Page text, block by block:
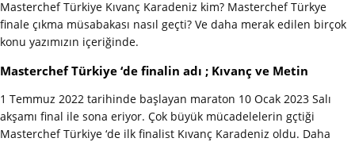
Masterchef Türkiye Kıvanç Karadeniz kim? Masterchef Türkye
finale çıkma müsabakası nasıl geçti? Ve daha merak edilen birçok
konu yazımızın içeriğinde.
Masterchef Türkiye ‘de finalin adı ; Kıvanç ve Metin
1 Temmuz 2022 tarihinde başlayan maraton 10 Ocak 2023 Salı
akşamı final ile sona eriyor. Çok büyük mücadelelerin gçtiği
Masterchef Türkiye ‘de ilk finalist Kıvanç Karadeniz oldu. Daha